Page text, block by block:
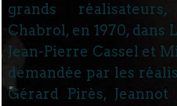
grands
Chabrol, en 1970, dans
Jean-Pierre Cassel et
demandée par les
Gérard Pirès, Jeannot